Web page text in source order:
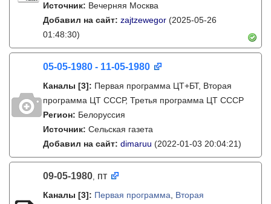
Источник: Вечерняя Москва
Добавил на сайт: zajtzewegor (2025-05-26
01:48:30)
05-05-1980 - 11-05-1980
Каналы [3]: Первая программа ЦТ+БТ, Вторая
программа ЦТ ССCР, Третья программа ЦТ ССCР
Регион: Белоруссия
Источник: Сельская газета
Добавил на сайт: dimaruu (2022-01-03 20:04:21)
09-05-1980, пт
Каналы [3]: Первая программа
Вторая